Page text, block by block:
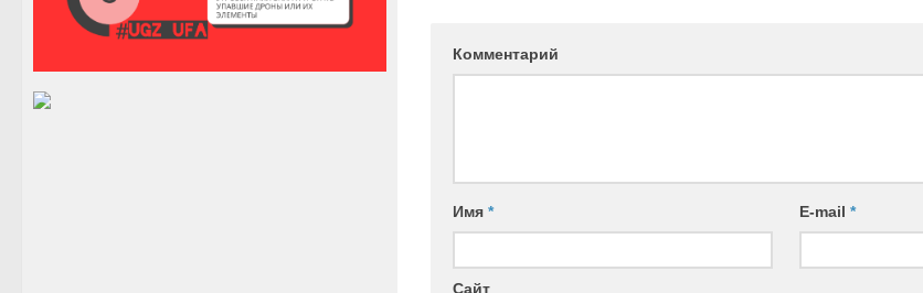
Комментарий
Имя * E-mail*
Сайт